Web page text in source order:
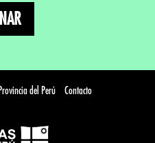
del Perú Contacto